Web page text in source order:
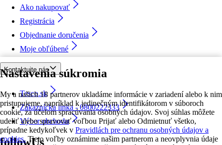
Nastavenia súkromia
My a našich 18 partnerov ukladáme informácie v zariadení alebo k nim
pristupujeme, napríklad k jedinečným identifikátorom v súboroch
cookie, za účelom spracúvania osobných údajov. Svoj súhlas môžete
udeliť alebo spravovať voľbou Prijať alebo Odmietnuť všetko,
prípadne kedykoľvek v Pravidlách pre ochranu osobných údajov a
cookies. Tieto voľby oznámime našim partnerom a neovplyvnia údaje
Ako nakupovať
Registrácia
Objednanie doručenia
Moje obľúbené
Kontaktujte nás
Tesco.sk
Zákaznícka linka - 0800222333
Výber obchodu
followUs